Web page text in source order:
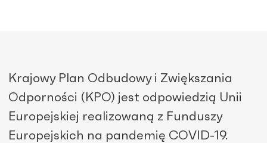
Krajowy Plan Odbudowy i Zwiększania
Odporności (KPO) jest odpowiedzią Unii
Europejskiej realizowaną z Funduszy
Europejskich na pandemię COVID-19.